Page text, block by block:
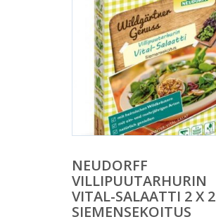
NEUDORFF
VILLIPUUTARHURIN
VITAL-SALAATTI 2 X
SIEMENSEKOITUS